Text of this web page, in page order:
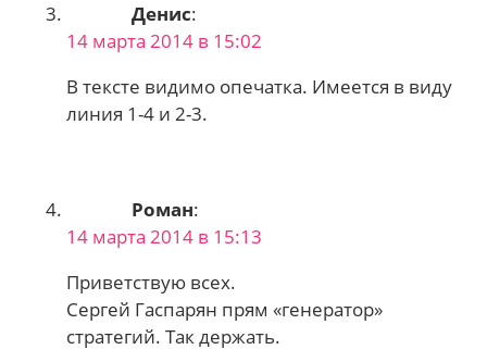
Денис:
14 марта 2014 в 15:02
В тексте видимо опечатка. Имеется в виду
линия 1-4 и 2-3.
Роман:
14 марта 2014 в 15:13
Приветствую всех.
Сергей Гаспарян прям «генератор»
стратегий. Так держать.